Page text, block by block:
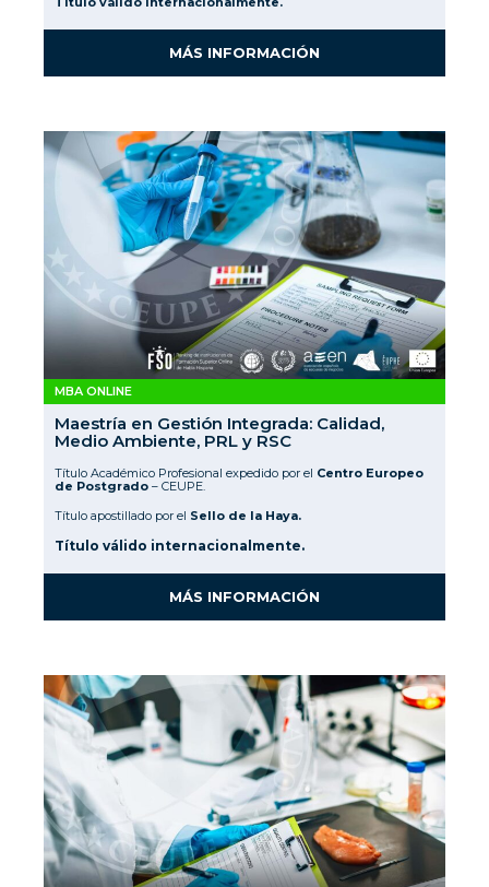
MÁS INFORMACIÓN
MBA ONLINE
Maestría en Gestión Integrada: Calidad,
Medio Ambiente, PRL y RSC
Título Académico Profesional expedido por el Centro Europeo
de Postgrado – CEUPE.
Título apostillado por el Sello de la Haya.
Título válido internacionalmente.
MÁS INFORMACIÓN